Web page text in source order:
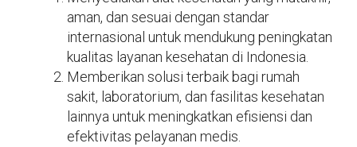
aman, dan sesuai dengan standar
internasional untuk mendukung peningkatan
kualitas layanan kesehatan di Indonesia.
Memberikan solusi terbaik bagi rumah
sakit, laboratorium, dan fasilitas kesehatan
lainnya untuk meningkatkan efisiensi dan
efektivitas pelayanan medis.